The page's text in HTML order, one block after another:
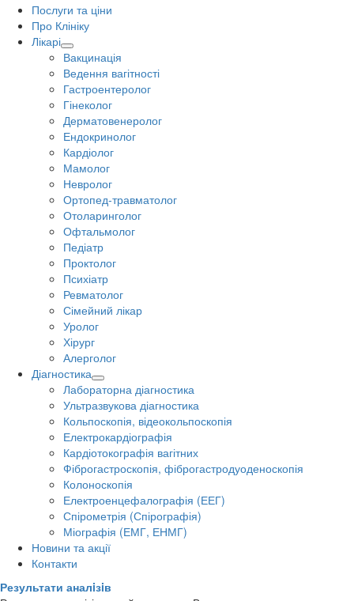
Послуги та ціни
Про Клініку
Лікарі
Вакцинація
Ведення вагітності
Гастроентеролог
Гінеколог
Дерматовенеролог
Ендокринолог
Кардіолог
Мамолог
Невролог
Ортопед-травматолог
Отоларинголог
Офтальмолог
Педіатр
Проктолог
Психіатр
Ревматолог
Сімейний лікар
Уролог
Хірург
Алерголог
Діагностика
Лабораторна діагностика
Ультразвукова діагностика
Кольпоскопія, відеокольпоскопія
Електрокардіографія
Кардіотокографія вагітних
Фіброгастроскопія, фіброгастродуоденоскопія
Колоноскопія
Електроенцефалографія (ЕЕГ)
Спірометрія (Спірографія)
Міографія (ЕМГ, ЕНМГ)
Новини та акції
Контакти
Результати аналiзiв